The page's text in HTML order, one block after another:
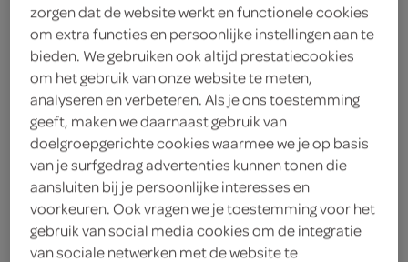
Nicotinell zuigtablet mint
Nicotinell
18.
29
36 Stuks
zorgen dat de website werkt en functionele cookies
om extra functies en persoonlijke instellingen aan te
bieden. We gebruiken ook altijd prestatiecookies
om het gebruik van onze website te meten,
analyseren en verbeteren. Als je ons toestemming
geeft, maken we daarnaast gebruik van
doelgroepgerichte cookies waarmee we je op basis
van je surfgedrag advertenties kunnen tonen die
aansluiten bij je persoonlijke interesses en
voorkeuren. Ook vragen we je toestemming voor het
gebruik van social media cookies om de integratie
van sociale netwerken met de website te